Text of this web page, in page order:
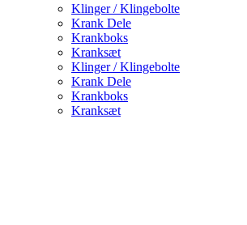
Klinger / Klingebolte
Krank Dele
Krankboks
Kranksæt
Klinger / Klingebolte
Krank Dele
Krankboks
Kranksæt